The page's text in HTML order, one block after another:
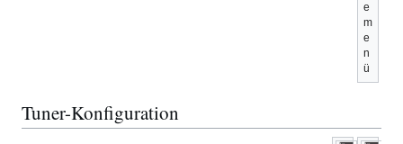
e
m
e
n
ü
Tuner-Konfiguration